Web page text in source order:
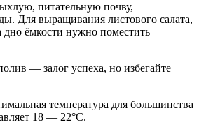
питательную почву,
Для выращивания листового салата,
дно ёмкости нужно поместить
— залог успеха, но избегайте
температура для большинства
18 — 22°C.